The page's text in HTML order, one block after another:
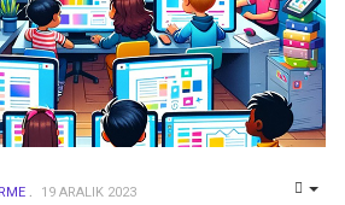
19 ARALIK 2023